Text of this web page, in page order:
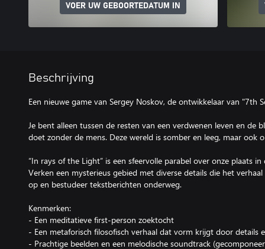
VOER UW GEBOORTEDATUM IN
Beschrijving
Een nieuwe game van Sergey Noskov, de ontwikkelaar van "7th
Je bent alleen tussen de resten van een verdwenen leven en de
doet zonder de mens. Deze wereld is somber en leeg, maar ook
“In rays of the Light” is een sfeervolle parabel over onze plaats
Verken een mysterieus gebied met diverse details die het
op en bestudeer tekstberichten onderweg.
Kenmerken:
- Een meditatieve first-person zoektocht
- Een metaforisch filosofisch verhaal dat vorm krijgt door details
- Prachtige beelden en een melodische soundtrack